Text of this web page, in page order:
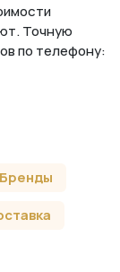
Точную
по телефону:
Бренды